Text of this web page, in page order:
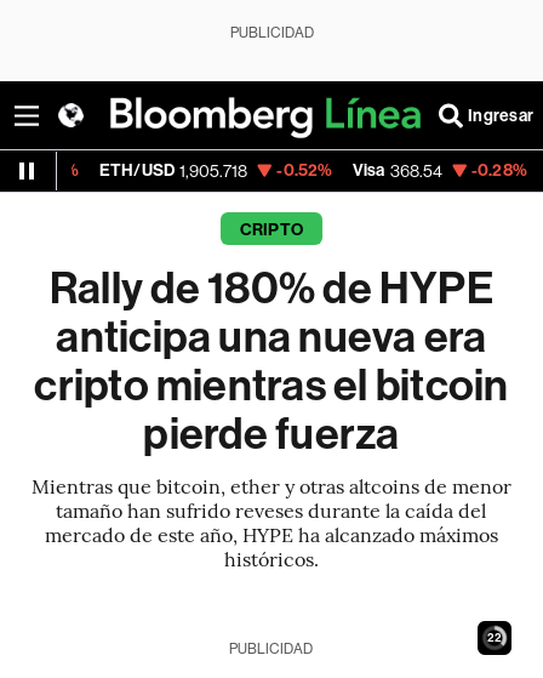
PUBLICIDAD
Ingresar
ETH/USD 1,905.718 -0.52% Visa 368.54 -0.28%
CRIPTO
Rally de 180% de HYPE
anticipa una nueva era
cripto mientras el bitcoin
pierde fuerza
Mientras que bitcoin, ether y otras altcoins de menor
tamaño han sufrido reveses durante la caída del
mercado de este año, HYPE ha alcanzado máximos
históricos.
21
PUBLICIDAD